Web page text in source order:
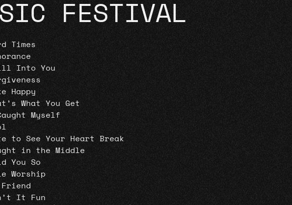
FESTIVAL
Times
Into You
Happy
What You Get
Myself
to See Your Heart Break
in the Middle
You So
Worship
Friend
It Fun